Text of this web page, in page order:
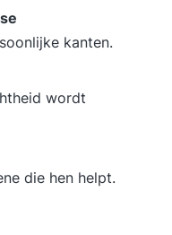
kanten.
wordt
die hen helpt.